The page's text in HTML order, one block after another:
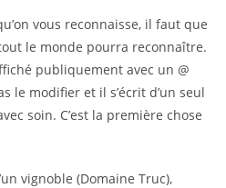
vous reconnaisse, il faut que
le monde pourra reconnaître.
publiquement avec un @
le modifier et il s’écrit d’un seul
soin. C’est la première chose
vignoble (Domaine Truc),